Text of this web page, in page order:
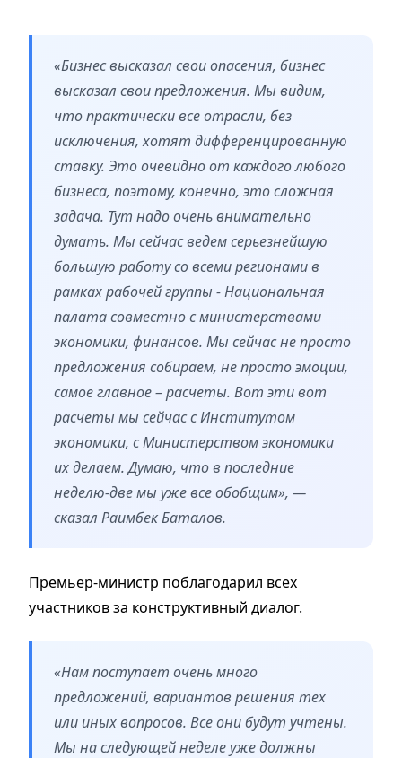
«Бизнес высказал свои опасения, бизнес
высказал свои предложения. Мы видим,
что практически все отрасли, без
исключения, хотят дифференцированную
ставку. Это очевидно от каждого любого
бизнеса, поэтому, конечно, это сложная
задача. Тут надо очень внимательно
думать. Мы сейчас ведем серьезнейшую
большую работу со всеми регионами в
рамках рабочей группы - Национальная
палата совместно с министерствами
экономики, финансов. Мы сейчас не просто
предложения собираем, не просто эмоции,
самое главное – расчеты. Вот эти вот
расчеты мы сейчас с Институтом
экономики, с Министерством экономики
их делаем. Думаю, что в последние
неделю-две мы уже все обобщим», —
сказал Раимбек Баталов.
Премьер-министр поблагодарил всех
участников за конструктивный диалог.
«Нам поступает очень много
предложений, вариантов решения тех
или иных вопросов. Все они будут учтены.
Мы на следующей неделе уже должны